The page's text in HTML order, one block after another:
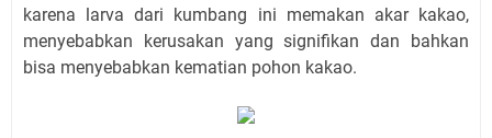
karena larva dari kumbang ini memakan akar kakao,
menyebabkan kerusakan yang signifikan dan bahkan
bisa menyebabkan kematian pohon kakao.